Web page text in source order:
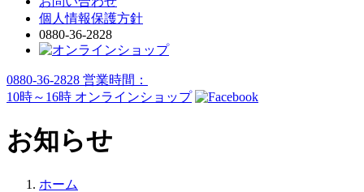
個人情報保護方針
0880-36-2828
0880-36-2828 営業時間：
10時～16時 オンラインショップ
お知らせ
ホーム